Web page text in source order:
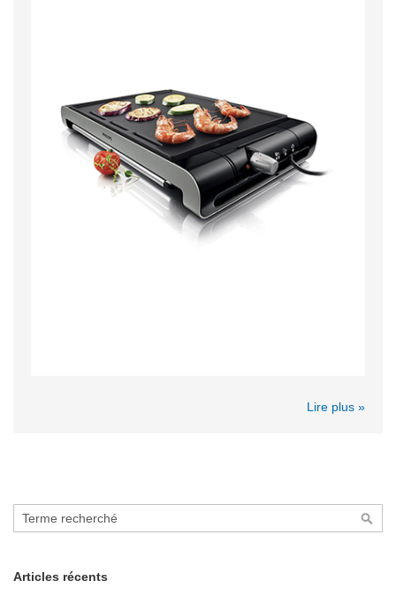
Lire plus »
Rechercher
Articles récents